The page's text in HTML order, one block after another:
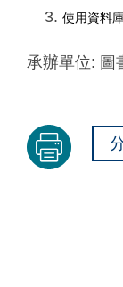
使用資料
承辦單位: 圖